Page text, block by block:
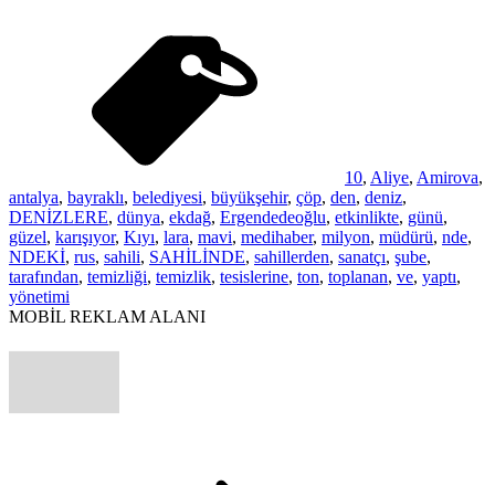
10, Aliye, Amirova,
antalya, bayraklı, belediyesi, büyükşehir, çöp, den, deniz,
DENİZLERE, dünya, ekdağ, Ergendedeoğlu, etkinlikte, günü,
güzel, karışıyor, Kıyı, lara, mavi, medihaber, milyon, müdürü, nde,
NDEKİ, rus, sahili, SAHİLİNDE, sahillerden, sanatçı, şube,
tarafından, temizliği, temizlik, tesislerine, ton, toplanan, ve, yaptı,
yönetimi
MOBİL REKLAM ALANI